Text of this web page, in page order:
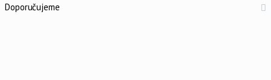
Doporučujeme